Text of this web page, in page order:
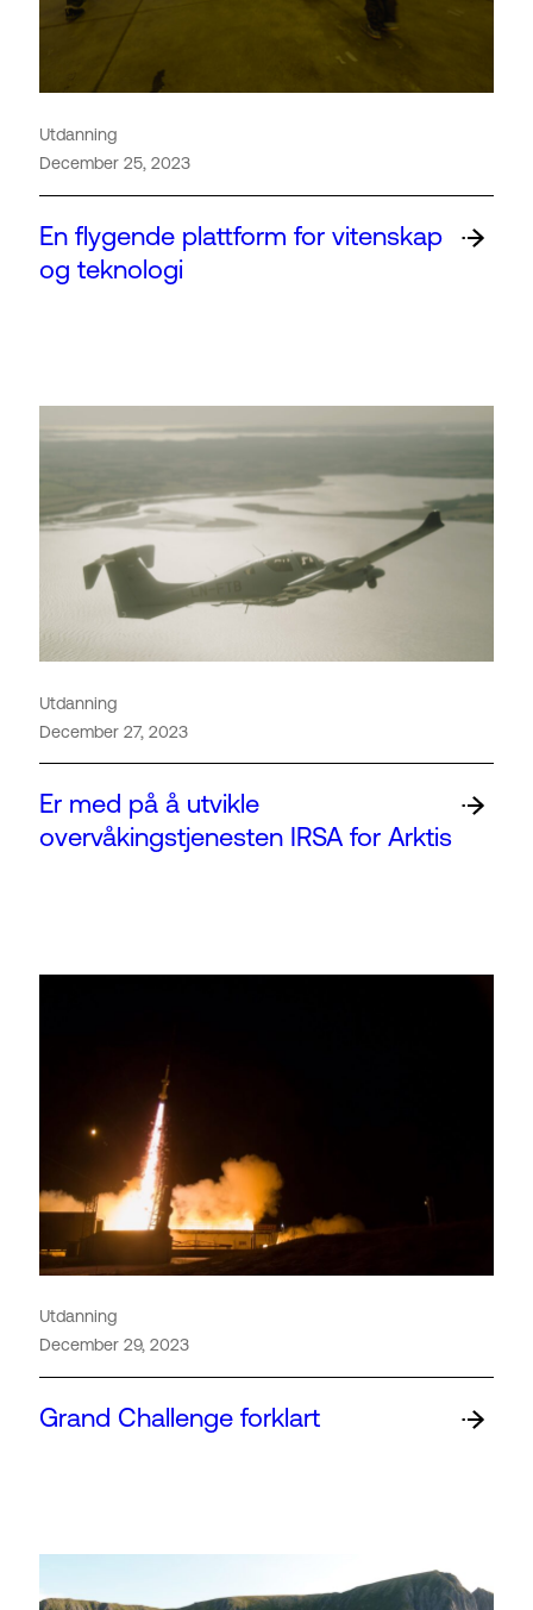
Utdanning
December 25, 2023
En flygende plattform for vitenskap
og teknologi
Utdanning
December 27, 2023
Er med på å utvikle
overvåkingstjenesten IRSA for Arktis
Utdanning
December 29, 2023
Grand Challenge forklart